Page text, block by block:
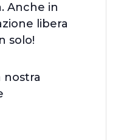
Anche in
libera
solo!
nostra